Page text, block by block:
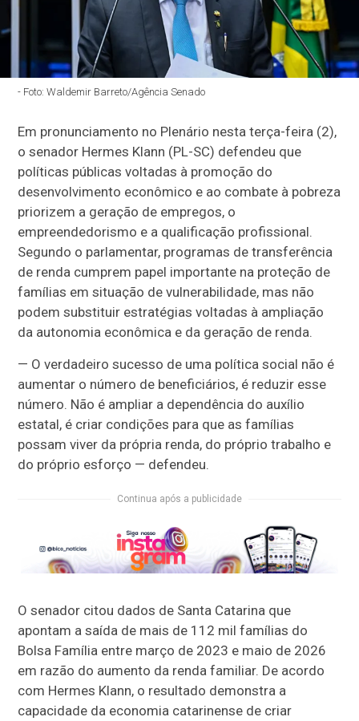
- Foto: Waldemir Barreto/Agência Senado
Em pronunciamento no Plenário nesta terça-feira (2),
o senador Hermes Klann (PL-SC) defendeu que
políticas públicas voltadas à promoção do
desenvolvimento econômico e ao combate à pobreza
priorizem a geração de empregos, o
empreendedorismo e a qualificação profissional.
Segundo o parlamentar, programas de transferência
de renda cumprem papel importante na proteção de
famílias em situação de vulnerabilidade, mas não
podem substituir estratégias voltadas à ampliação
da autonomia econômica e da geração de renda.
— O verdadeiro sucesso de uma política social não é
aumentar o número de beneficiários, é reduzir esse
número. Não é ampliar a dependência do auxílio
estatal, é criar condições para que as famílias
possam viver da própria renda, do próprio trabalho e
do próprio esforço — defendeu.
Continua após a publicidade
O senador citou dados de Santa Catarina que
apontam a saída de mais de 112 mil famílias do
Bolsa Família entre março de 2023 e maio de 2026
em razão do aumento da renda familiar. De acordo
com Hermes Klann, o resultado demonstra a
capacidade da economia catarinense de criar